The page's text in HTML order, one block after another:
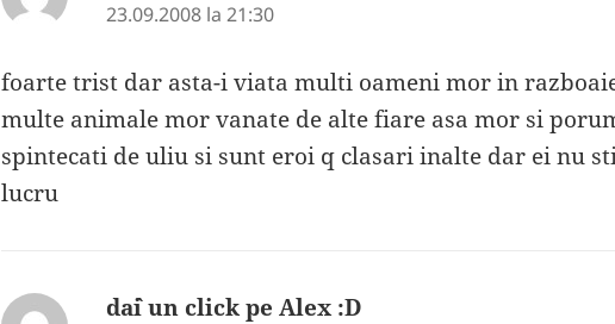
23.09.2008 la 21:30
foarte trist dar asta-i viata multi oameni mor in
multe animale mor vanate de alte fiare asa mor si
spintecati de uliu si sunt eroi q clasari inalte dar ei nu
lucru
da`i un click pe Alex :D